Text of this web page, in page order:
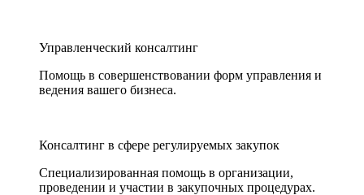
Управленческий консалтинг
Помощь в совершенствовании форм управления и
ведения вашего бизнеса.
Консалтинг в сфере регулируемых закупок
Специализированная помощь в организации,
проведении и участии в закупочных процедурах.